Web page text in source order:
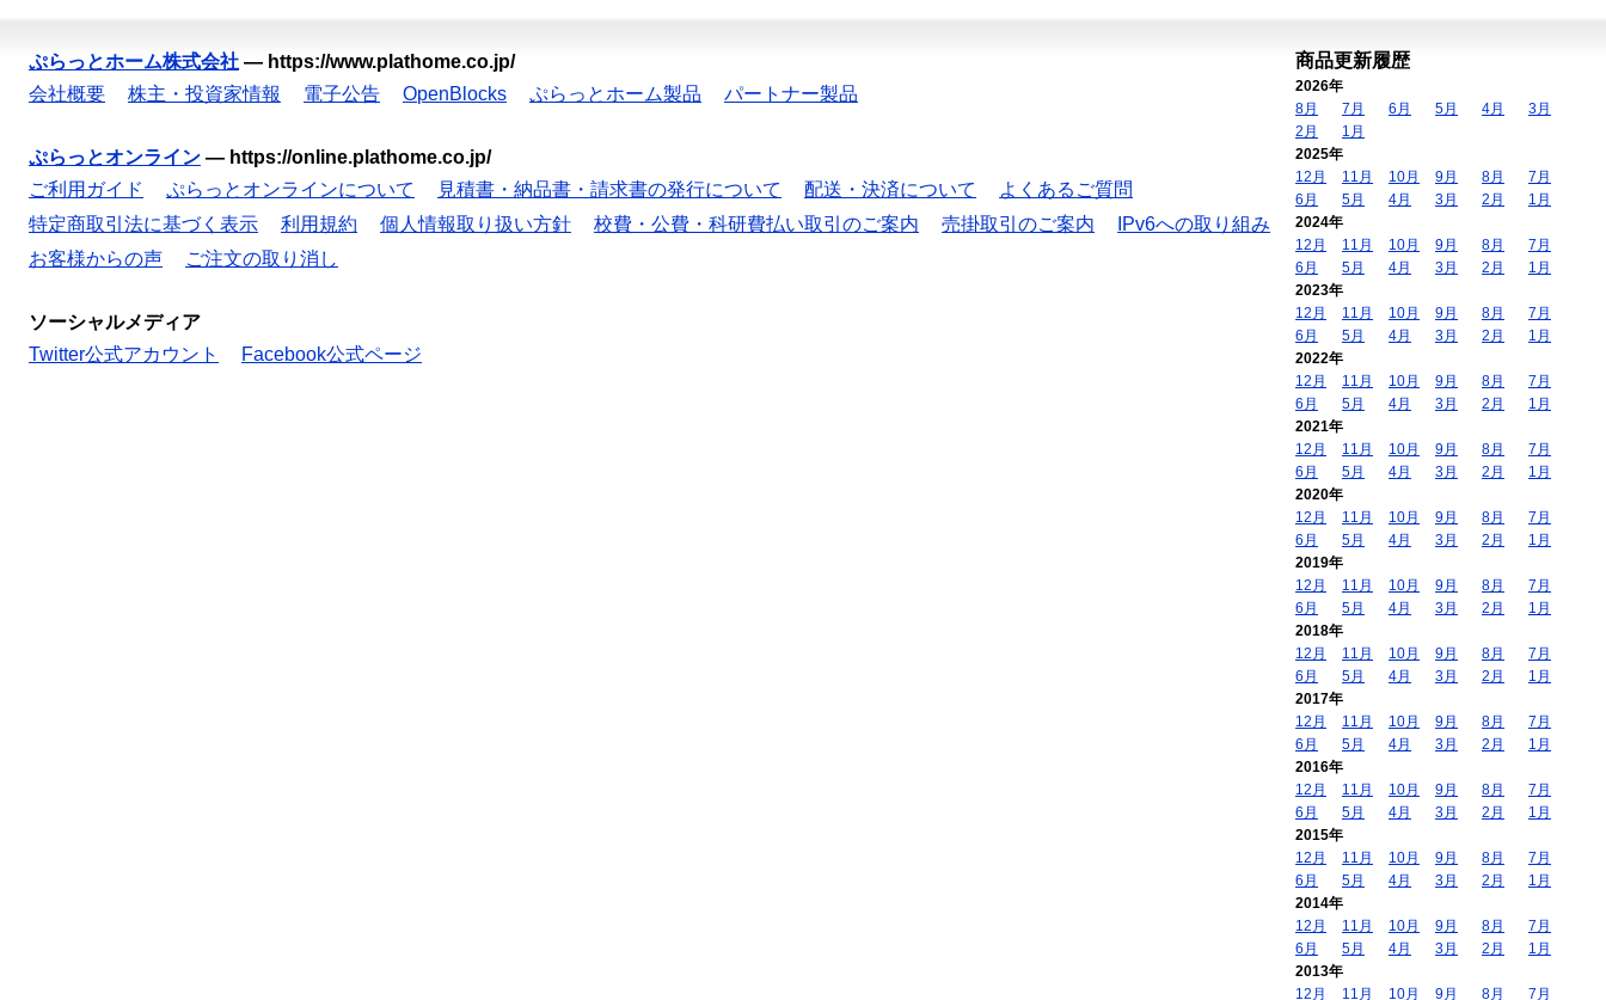
ぷらっとホーム株式会社 — https://www.plathome.co.jp/
会社概要
株主・投資家情報 電子公告 OpenBlocks ぷらっとホーム製品 パートナー製品
ぷらっとオンライン — https://online.plathome.co.jp/
ご利用ガイド
ぷらっとオンラインについて 見積書・納品書・請求書の発行について 配送・決済について
よくあるご質問
特定商取引法に基づく表示
利用規約 個人情報取り扱い方針 校費・公費・科研費払い取引のご案内 売掛取引のご案内
IPv6への取り組み
お客様からの声
ご注文の取り消し
ソーシャルメディア
Twitter公式アカウント
Facebook公式ページ
商品更新履歴
2026年
8月
7月 6月 5月 4月
3月
2月
1月
2025年
12月
11月 10月 9月 8月
7月
6月
5月 4月 3月 2月
1月
2024年
12月
11月 10月 9月 8月
7月
6月
5月 4月 3月 2月
1月
2023年
12月
11月 10月 9月 8月
7月
6月
5月 4月 3月 2月
1月
2022年
12月
11月 10月 9月 8月
7月
6月
5月 4月 3月 2月
1月
2021年
12月
11月 10月 9月 8月
7月
6月
5月 4月 3月 2月
1月
2020年
12月
11月 10月 9月 8月
7月
6月
5月 4月 3月 2月
1月
2019年
12月
11月 10月 9月 8月
7月
6月
5月 4月 3月 2月
1月
2018年
12月
11月 10月 9月 8月
7月
6月
5月 4月 3月 2月
1月
2017年
12月
11月 10月 9月 8月
7月
6月
5月 4月 3月 2月
1月
2016年
12月
11月 10月 9月 8月
7月
6月
5月 4月 3月 2月
1月
2015年
12月
11月 10月 9月 8月
7月
6月
5月 4月 3月 2月
1月
2014年
12月
11月 10月 9月 8月
7月
6月
5月 4月 3月 2月
1月
2013年
12月
11月 10月 9月 8月 7月